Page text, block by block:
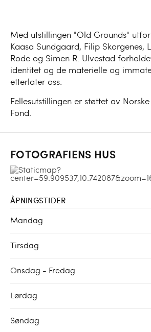
Med utstillingen "Old Grounds"
Kaasa Sundgaard, Filip Skorgenes,
Rode og Simen R. Ulvestad
identitet og de materielle og
etterlater oss.
Fellesutstillingen er støttet av
Fond.
FOTOGRAFIENS HUS
ÅPNINGSTIDER
Mandag
Tirsdag
Onsdag - Fredag
Lørdag
Søndag